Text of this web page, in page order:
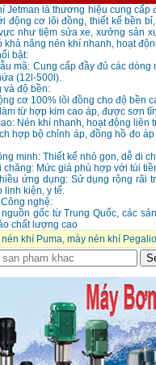
Jetman là thương hiệu cung
động cơ lõi đồng, thiết kế bền
như tiệm sửa xe, xưởng sản
khả năng nén khí nhanh, hoạt
bật:
mã: Cung cấp đầy đủ các
(12l-500l).
và độ bền:
cơ 100% lõi đồng cho độ bền
từ hợp kim cao áp, được sơn
Nén khí nhanh, hoạt động
hợp bộ chỉnh áp, đồng hồ đo
minh: Thiết kế nhỏ gọn, dễ di
chăng: Mức giá phù hợp với túi
ứng dụng: Sử dụng rộng rãi
linh kiện, y tế.
nghệ:
nguồn gốc từ Trung Quốc, các
chất lượng cao
nén khí Puma, máy nén khí